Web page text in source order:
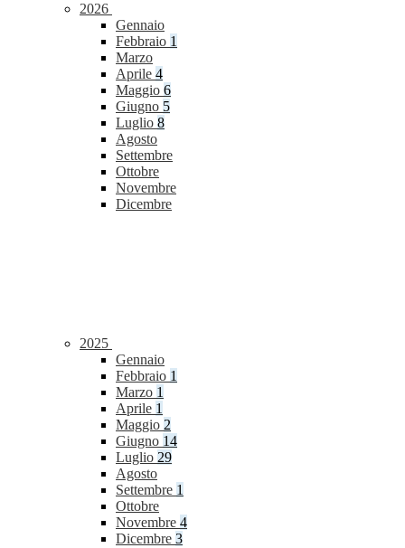
2026
Gennaio
Febbraio 1
Marzo
Aprile 4
Maggio 6
Giugno 5
Luglio 8
Agosto
Settembre
Ottobre
Novembre
Dicembre
2025
Gennaio
Febbraio 1
Marzo 1
Aprile 1
Maggio 2
Giugno 14
Luglio 29
Agosto
Settembre 1
Ottobre
Novembre 4
Dicembre 3